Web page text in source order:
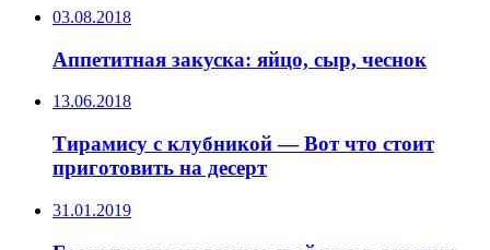
03.08.2018
Аппетитная закуска: яйцо, сыр, чеснок
13.06.2018
Тирамису с клубникой — Вот что стоит
приготовить на десерт
31.01.2019